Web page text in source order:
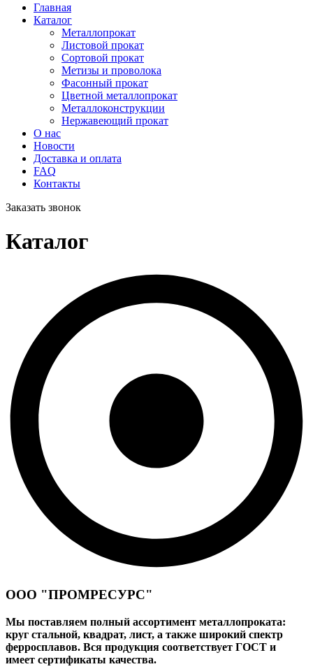
Главная
Каталог
Металлопрокат
Листовой прокат
Сортовой прокат
Метизы и проволока
Фасонный прокат
Цветной металлопрокат
Металлоконструкции
Нержавеющий прокат
О нас
Новости
Доставка и оплата
FAQ
Контакты
Заказать звонок
Каталог
ООО "ПРОМРЕСУРС"
Мы поставляем полный ассортимент металлопроката:
круг стальной, квадрат, лист, а также широкий спектр
ферросплавов. Вся продукция соответствует ГОСТ и
имеет сертификаты качества.